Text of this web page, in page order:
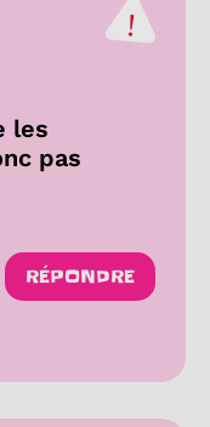
les
pas
RÉPONDRE